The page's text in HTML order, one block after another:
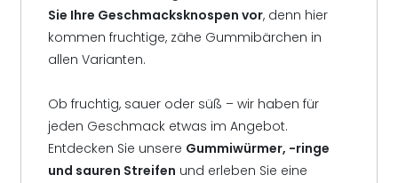
Sie Ihre Geschmacksknospen vor, denn hier
kommen fruchtige, zähe Gummibärchen in
allen Varianten.
Ob fruchtig, sauer oder süß – wir haben für
jeden Geschmack etwas im Angebot.
Entdecken Sie unsere Gummiwürmer, -ringe
und sauren Streifen und erleben Sie eine